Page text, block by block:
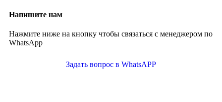
Напишите нам
Нажмите ниже на кнопку чтобы связаться с менеджером по
WhatsApp
Задать вопрос в WhatsAPP